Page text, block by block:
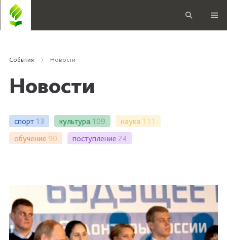
События Новости
Новости
спорт 13 культура 109 наука 111
обучение 90 поступление 24